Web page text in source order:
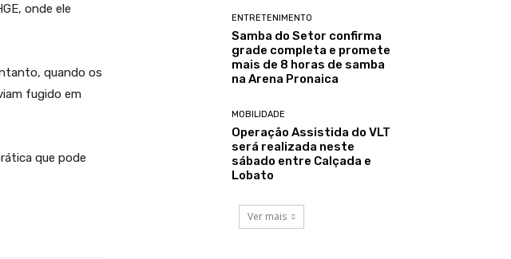
onde ele
quando os
fugido em
que pode
ENTRETENIMENTO
Samba do Setor confirma
grade completa e promete
mais de 8 horas de samba
na Arena Pronaica
MOBILIDADE
Operação Assistida do VLT
será realizada neste
sábado entre Calçada e
Lobato
Ver mais